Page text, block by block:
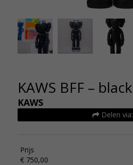
KAWS BFF – black
KAWS
Delen via:
Prijs
€ 750,00